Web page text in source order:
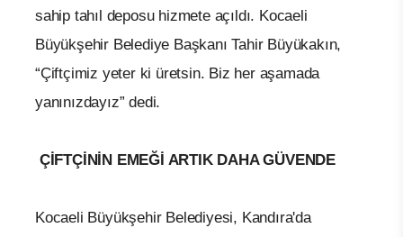
sahip tahıl deposu hizmete açıldı. Kocaeli
Büyükşehir Belediye Başkanı Tahir Büyükakın,
“Çiftçimiz yeter ki üretsin. Biz her aşamada
yanınızdayız” dedi.
ÇİFTÇİNİN EMEĞİ ARTIK DAHA GÜVENDE
Kocaeli Büyükşehir Belediyesi, Kandıra'da